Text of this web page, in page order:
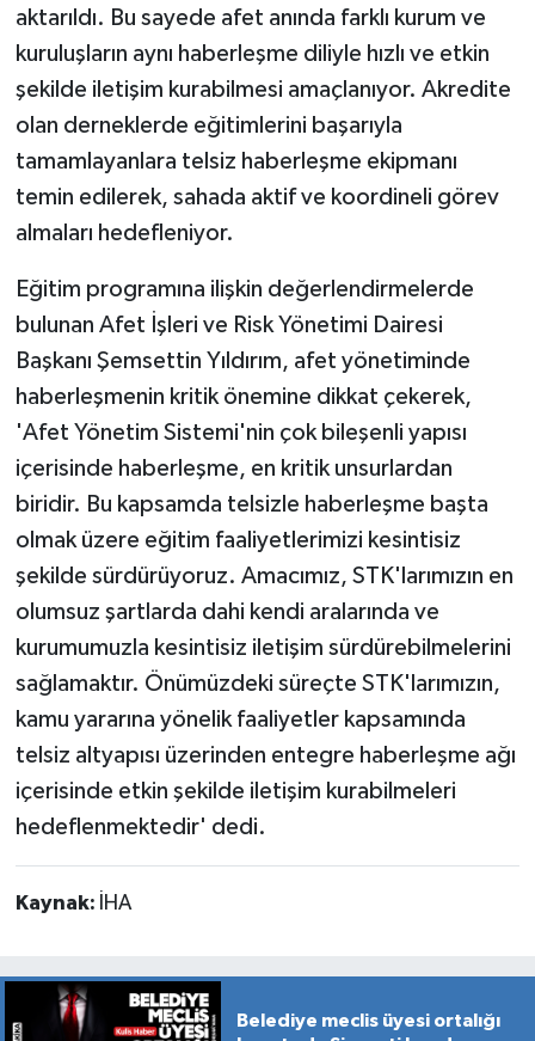
aktarıldı. Bu sayede afet anında farklı kurum ve
kuruluşların aynı haberleşme diliyle hızlı ve etkin
şekilde iletişim kurabilmesi amaçlanıyor. Akredite
olan derneklerde eğitimlerini başarıyla
tamamlayanlara telsiz haberleşme ekipmanı
temin edilerek, sahada aktif ve koordineli görev
almaları hedefleniyor.
Eğitim programına ilişkin değerlendirmelerde
bulunan Afet İşleri ve Risk Yönetimi Dairesi
Başkanı Şemsettin Yıldırım, afet yönetiminde
haberleşmenin kritik önemine dikkat çekerek,
'Afet Yönetim Sistemi'nin çok bileşenli yapısı
içerisinde haberleşme, en kritik unsurlardan
biridir. Bu kapsamda telsizle haberleşme başta
olmak üzere eğitim faaliyetlerimizi kesintisiz
şekilde sürdürüyoruz. Amacımız, STK'larımızın en
olumsuz şartlarda dahi kendi aralarında ve
kurumumuzla kesintisiz iletişim sürdürebilmelerini
sağlamaktır. Önümüzdeki süreçte STK'larımızın,
kamu yararına yönelik faaliyetler kapsamında
telsiz altyapısı üzerinden entegre haberleşme ağı
içerisinde etkin şekilde iletişim kurabilmeleri
hedeflenmektedir' dedi.
Kaynak: İHA
Belediye meclis üyesi ortalığı